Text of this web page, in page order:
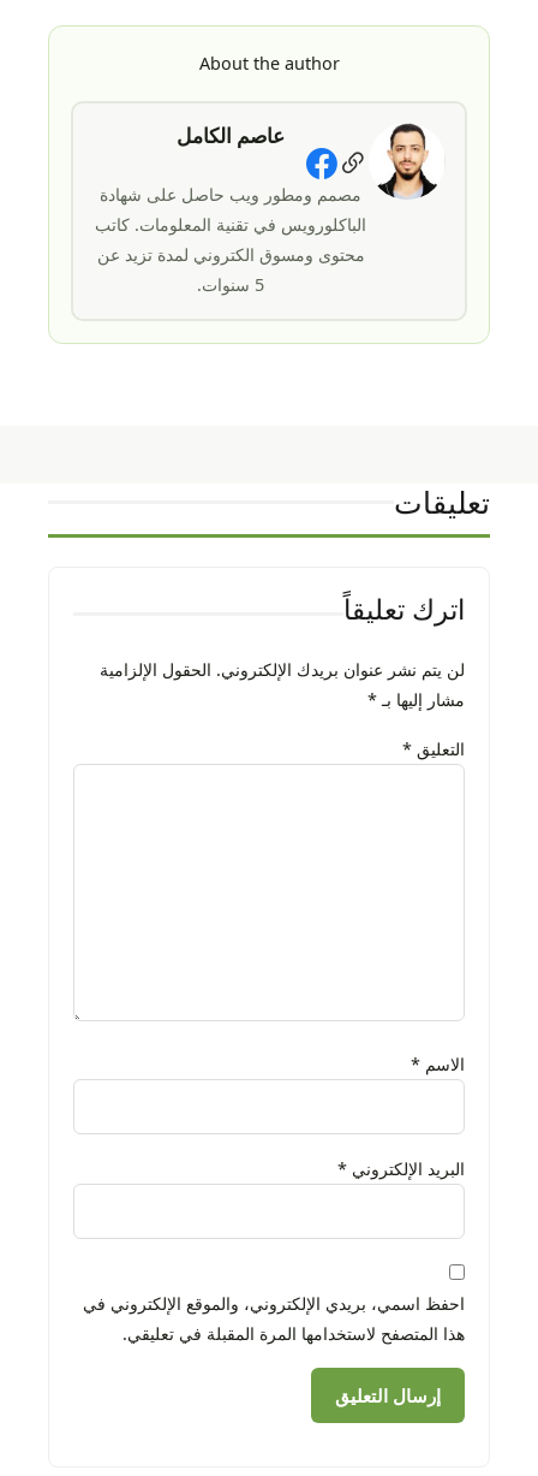
About the author
عاصم الكامل
Social Links
مصمم ومطور ويب حاصل على شهادة
الباكلورويس في تقنية المعلومات. كاتب
محتوى ومسوق الكتروني لمدة تزيد عن
5 سنوات.
تعليقات
اترك تعليقاً
لن يتم نشر عنوان بريدك الإلكتروني. الحقول الإلزامية
مشار إليها بـ*
التعليق *
الاسم *
البريد الإلكتروني *
احفظ اسمي، بريدي الإلكتروني، والموقع الإلكتروني في
هذا المتصفح لاستخدامها المرة المقبلة في تعليقي.